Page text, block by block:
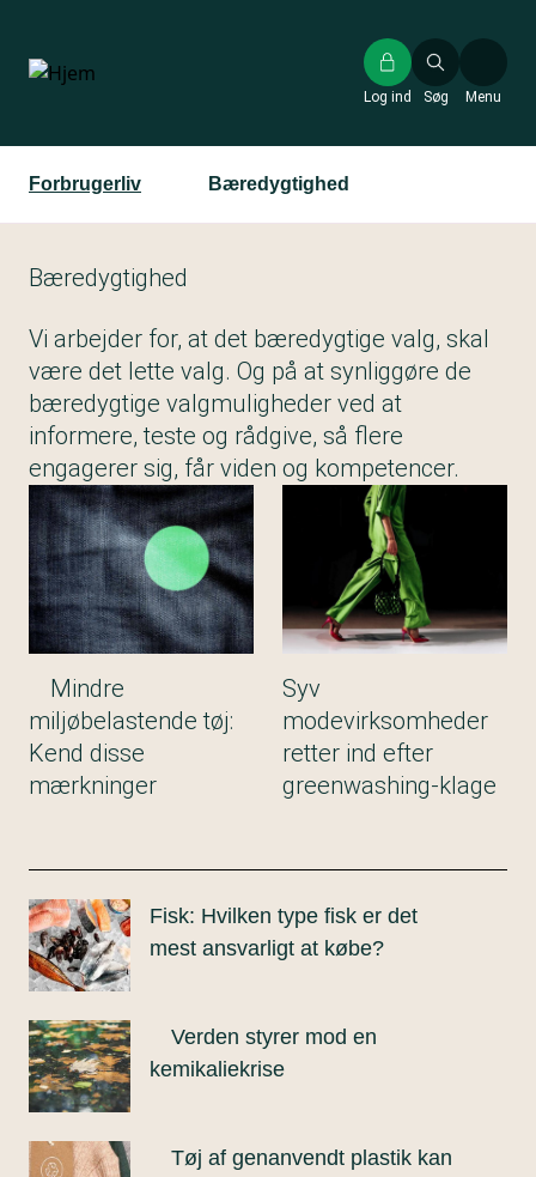
hovedindhold
Søg
Log ind Menu
Forbrugerliv Bæredygtighed
Bæredygtighed
Vi arbejder for, at det bæredygtige valg, skal
være det lette valg. Og på at synliggøre de
bæredygtige valgmuligheder ved at
informere, teste og rådgive, så flere
engagerer sig, får viden og kompetencer.
Mindre
miljøbelastende tøj:
Kend disse
mærkninger
Syv
modevirksomheder
retter ind efter
greenwashing-klage
Fisk: Hvilken type fisk er det
mest ansvarligt at købe?
Verden styrer mod en
kemikaliekrise
Tøj af genanvendt plastik kan